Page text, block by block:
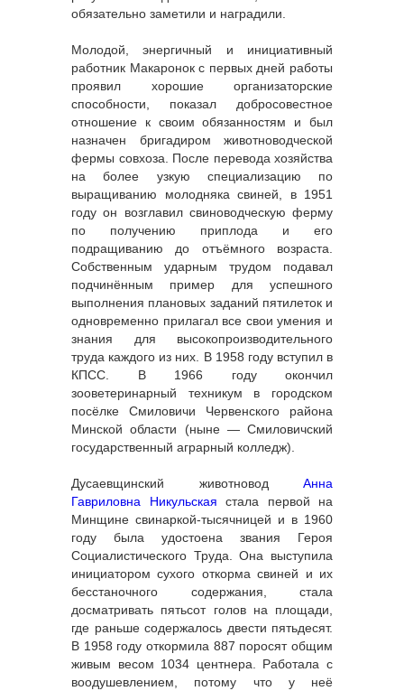
обязательно заметили и наградили.
Молодой, энергичный и инициативный
работник Макаронок с первых дней работы
проявил хорошие организаторские
способности, показал добросовестное
отношение к своим обязанностям и был
назначен бригадиром животноводческой
фермы совхоза. После перевода хозяйства
на более узкую специализацию по
выращиванию молодняка свиней, в 1951
году он возглавил свиноводческую ферму
по получению приплода и его
подращиванию до отъёмного возраста.
Собственным ударным трудом подавал
подчинённым пример для успешного
выполнения плановых заданий пятилеток и
одновременно прилагал все свои умения и
знания для высокопроизводительного
труда каждого из них. В 1958 году вступил в
КПСС. В 1966 году окончил
зооветеринарный техникум в городском
посёлке Смиловичи Червенского района
Минской области (ныне — Смиловичский
государственный аграрный колледж).
Дусаевщинский животновод Анна
Гавриловна Никульская стала первой на
Минщине свинаркой-тысячницей и в 1960
году была удостоена звания Героя
Социалистического Труда. Она выступила
инициатором сухого откорма свиней и их
бесстаночного содержания, стала
досматривать пятьсот голов на площади,
где раньше содержалось двести пятьдесят.
В 1958 году откормила 887 поросят общим
живым весом 1034 центнера. Работала с
воодушевлением, потому что у неё